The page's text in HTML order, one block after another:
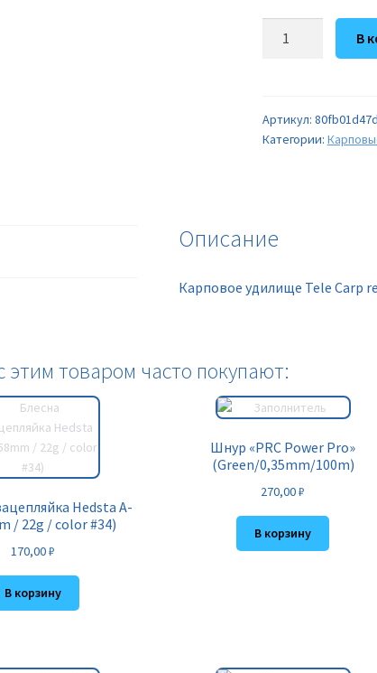
Количество
Tele
Carp
160-
В
Артикул:
Категории:
Описание
Карповое удилище Tele Carp
этим товаром часто покупают:
Hedsta A-
/ 22g / color #34)
170,00₽
В корзину
Шнур «PRC Power Pro»
(Green/0,35mm/100m)
270,00₽
В корзину